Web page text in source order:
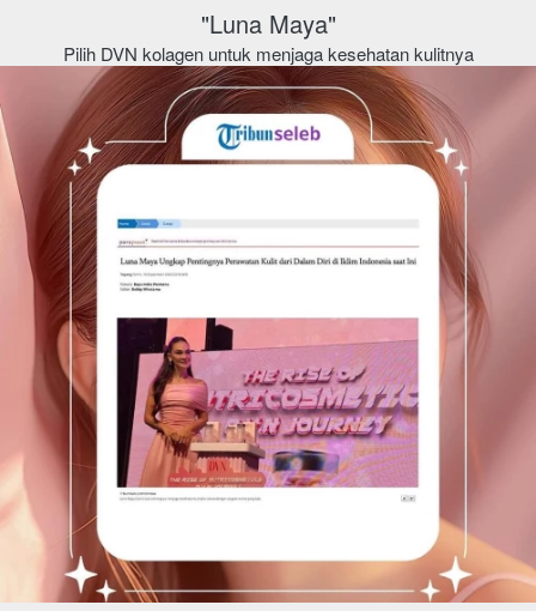
"Luna Maya"
Pilih DVN kolagen untuk menjaga kesehatan kulitnya